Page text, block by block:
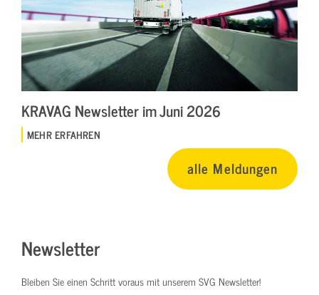
KRAVAG Newsletter im Juni 2026
MEHR ERFAHREN
alle Meldungen
Newsletter
Bleiben Sie einen Schritt voraus mit unserem SVG Newsletter!